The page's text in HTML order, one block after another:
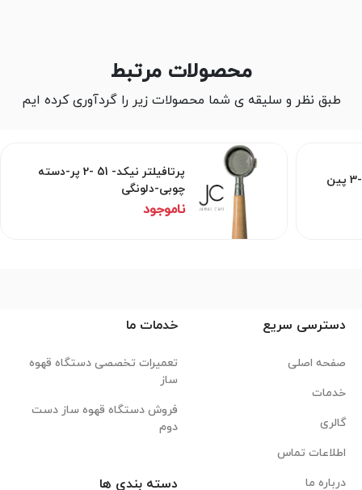
محصولات مرتبط
طبق نظر و سلیقه ی شما محصولات زیر را گردآوری کرده ایم
پرتافیلتر نیکد- 51 -2 پر-دسته
چوبی-دلونگی
ناموجود
دسترسی سریع
صفحه اصلی
خدمات
گالری
اطلاعات تماس
درباره ما
خدمات ما
تعمیرات تخصصی دستگاه قهوه
ساز
فروش دستگاه قهوه ساز دست
دوم
دسته بندی ها